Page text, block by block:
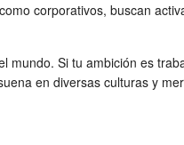
corporativos, buscan
mundo. Si tu ambición es
en diversas culturas y